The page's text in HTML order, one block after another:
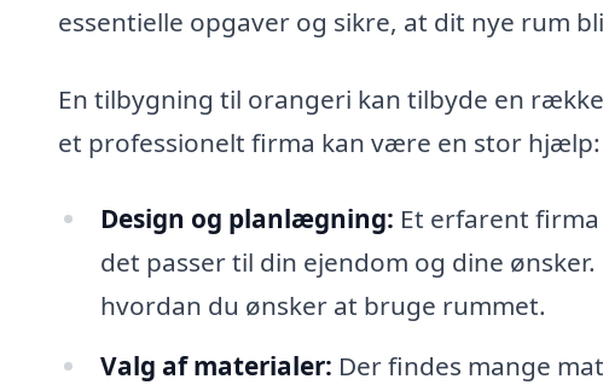
essentielle opgaver og sikre, at dit nye rum
En tilbygning til orangeri kan tilbyde en
et professionelt firma kan være en stor hjælp:
Design og planlægning: Et erfarent
det passer til din ejendom og dine
hvordan du ønsker at bruge rummet.
Valg af materialer: Der findes mange